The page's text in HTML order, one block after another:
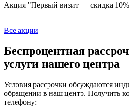
Акция "Первый визит — скидка
Все акции
Беспроцентная
услуги нашего центра
Условия рассрочки обсуждаются
обращении в наш центр. Получить
телефону: